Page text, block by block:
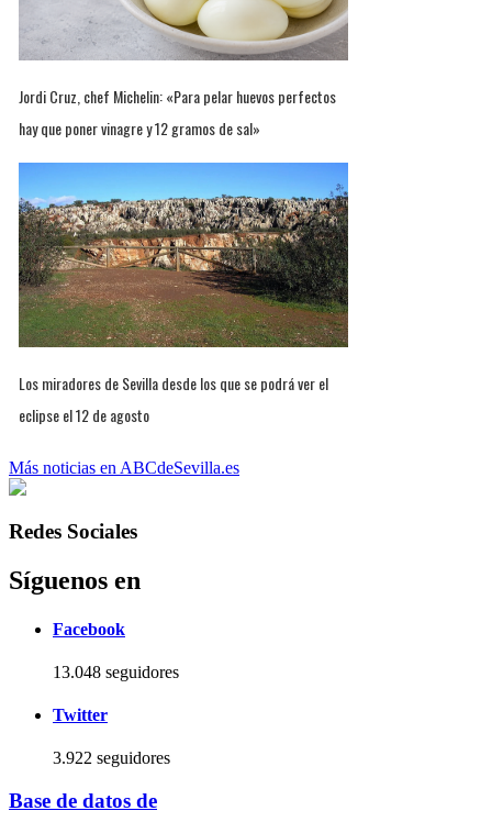
Jordi Cruz, chef Michelin: «Para pelar huevos perfectos
hay que poner vinagre y 12 gramos de sal»
Los miradores de Sevilla desde los que se podrá ver el
eclipse el 12 de agosto
Más noticias en ABCdeSevilla.es
Redes Sociales
Síguenos en
Facebook
13.048 seguidores
Twitter
3.922 seguidores
Base de datos de